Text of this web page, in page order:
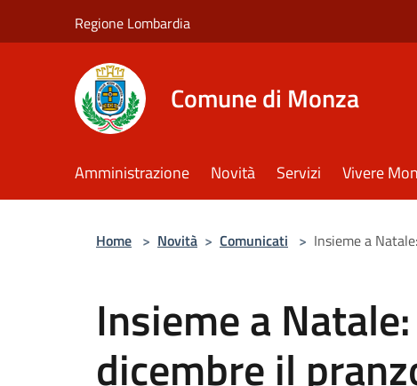
Regione Lombardia
Comune di Monza
Amministrazione Novità Servizi Vivere
Home > Novità > Comunicati > Insieme a
Insieme a
dicembre il